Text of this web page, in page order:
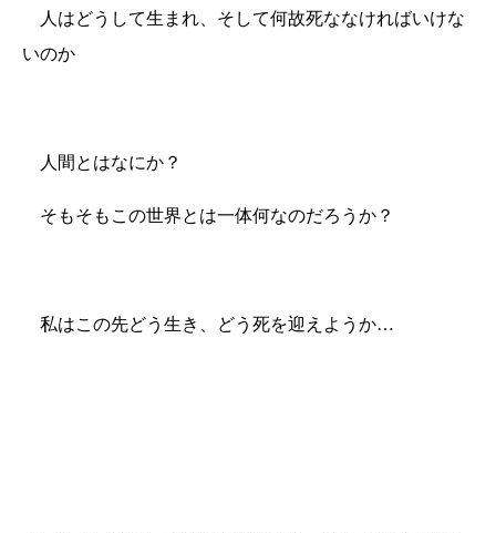
人はどうして生まれ、そして何故死ななければいけな
いのか
人間とはなにか？
そもそもこの世界とは一体何なのだろうか？
私はこの先どう生き、どう死を迎えようか…